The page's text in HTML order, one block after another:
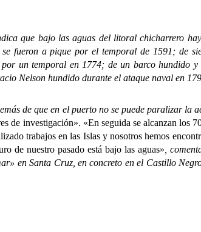
bajo las aguas del litoral chicharrero hay
fueron a pique por el temporal de 1591; de
un temporal en 1774; de un barco hundido
Nelson hundido durante el ataque naval en
que en el puerto no se puede paralizar la
de investigación». «En seguida se alcanzan los
trabajos en las Islas y nosotros hemos
de nuestro pasado está bajo las aguas» ,
en Santa Cruz, en concreto en el Castillo